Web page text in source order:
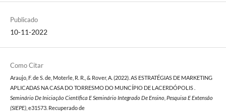
Publicado
10-11-2022
Como Citar
Araujo, F. de S. de, Moterle, R. R., & Rover, A. (2022). AS ESTRATÉGIAS DE MARKETING
APLICADAS NA CASA DO TORRESMO DO MUNCÍPIO DE LACERDÓPOLIS .
Seminário De Iniciação Científica E Seminário Integrado De Ensino, Pesquisa E Extensão
(SIEPE), e31573. Recuperado de